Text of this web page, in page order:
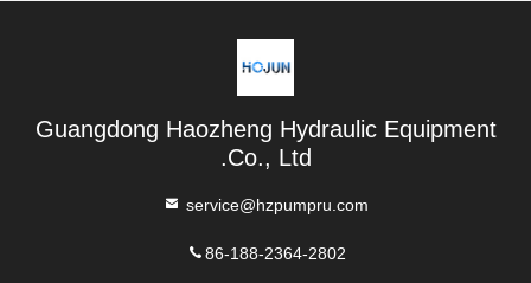
Guangdong Haozheng Hydraulic Equipment
Co., Ltd.
service@hzpumpru.com
86-188-2364-2802